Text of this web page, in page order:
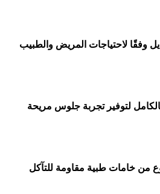
وفقًا لاحتياجات المريض والطبيب
لتوفير تجربة جلوس مريحة
من خامات طبية مقاومة للتآكل